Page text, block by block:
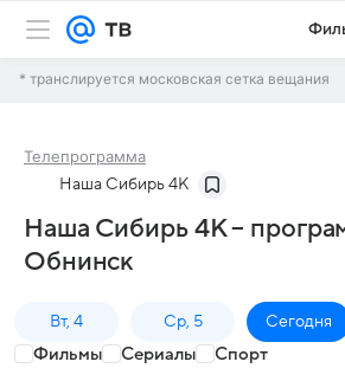
* транслируется московская сетка вещания
Телепрограмма
Наша Сибирь 4К
Наша Сибирь 4К –
Обнинск
Вт, 4 Ср, 5 Сегодня
Фильмы Сериалы Спорт